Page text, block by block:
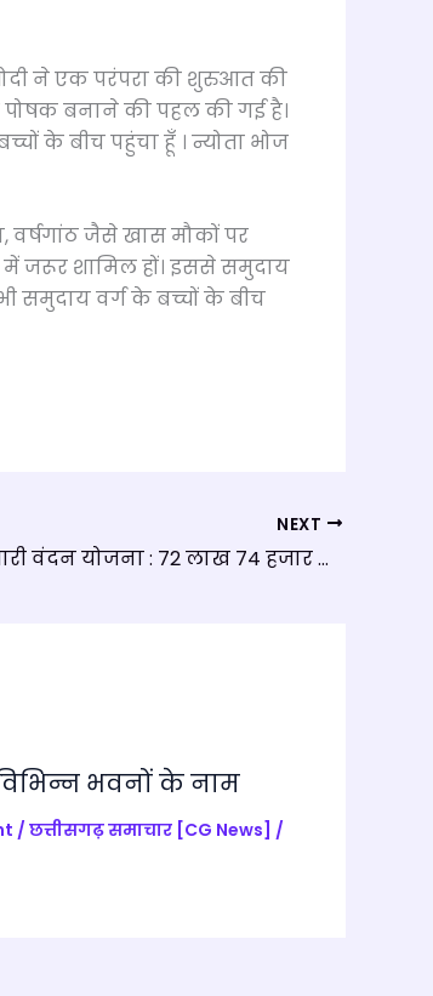
ने एक परंपरा की शुरुआत की
पोषक बनाने की पहल की गई है।
के बीच पहुंचा हूँ । न्योता भोज
वर्षगांठ जैसे खास मौकों पर
जरूर शामिल हों। इससे समुदाय
समुदाय वर्ग के बच्चों के बीच
NEXT
महतारी वंदन योजना : 72 लाख 74 हजार से अधिक महिलाओं ने भरा आवेदन
भवनों के नाम
/ छत्तीसगढ़ समाचार [CG News] /